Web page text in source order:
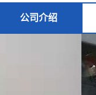
公司介绍